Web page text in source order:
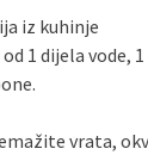
iz kuhinje
1 dijela vode, 1
vrata,